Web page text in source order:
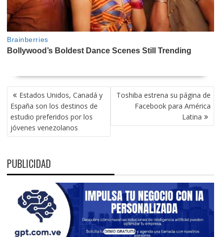
NAVEGACIÓN
DE
ENTRADAS
Estados Unidos, Canadá y
España son los destinos de
estudio preferidos por los
jóvenes venezolanos
Toshiba estrena su página de
Facebook para América
Latina
PUBLICIDAD